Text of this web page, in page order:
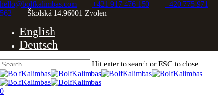
Skip
to
content
hello@bolfkalimbas.com +421 917 476 150
+420 775 971
562
Školská 14,96001 Zvolen
English
Deutsch
Hit enter to search or ESC to close
Close
Search
0